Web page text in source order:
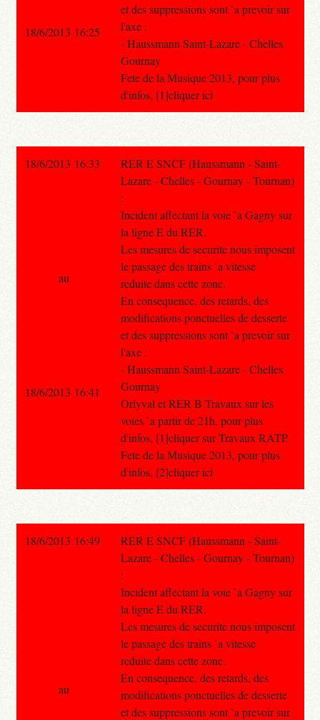
et des suppressions sont `a prevoir sur
l'axe :
- Haussmann Saint-Lazare - Chelles
Gournay
Fete de la Musique 2013, pour plus
d'infos, [1]cliquer ici
18/6/2013 16:25
18/6/2013 16:33
RER E SNCF (Haussmann - Saint-
Lazare - Chelles - Gournay - Tournan)
:
Incident affectant la voie `a Gagny sur
la ligne E du RER.
Les mesures de securite nous imposent
le passage des trains `a vitesse
reduite dans cette zone.
En consequence, des retards, des
modifications ponctuelles de desserte
et des suppressions sont `a prevoir sur
l'axe :
- Haussmann Saint-Lazare - Chelles
Gournay
Orlyval et RER B Travaux sur les
voies `a partir de 21h, pour plus
d'infos, [1]cliquer sur Travaux RATP.
Fete de la Musique 2013, pour plus
d'infos, [2]cliquer ici
au
18/6/2013 16:41
18/6/2013 16:49
RER E SNCF (Haussmann - Saint-
Lazare - Chelles - Gournay - Tournan)
:
Incident affectant la voie `a Gagny sur
la ligne E du RER.
Les mesures de securite nous imposent
le passage des trains `a vitesse
reduite dans cette zone.
En consequence, des retards, des
modifications ponctuelles de desserte
et des suppressions sont `a prevoir sur
au